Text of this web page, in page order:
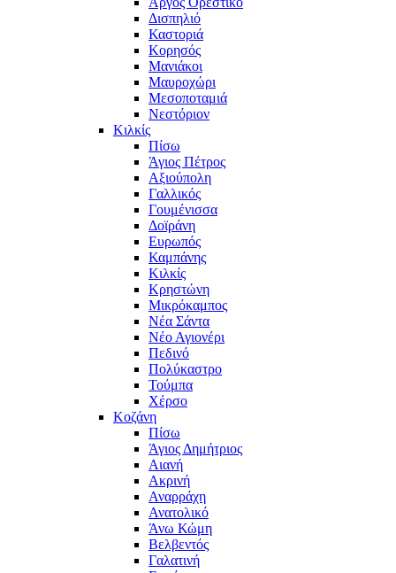
Δισπηλιό
Καστοριά
Κορησός
Μανιάκοι
Μαυροχώρι
Μεσοποταμιά
Νεστόριον
Κιλκίς
Πίσω
Άγιος Πέτρος
Αξιούπολη
Γαλλικός
Γουμένισσα
Δοϊράνη
Ευρωπός
Καμπάνης
Κιλκίς
Κρηστώνη
Μικρόκαμπος
Νέα Σάντα
Νέο Αγιονέρι
Πεδινό
Πολύκαστρο
Τούμπα
Χέρσο
Κοζάνη
Πίσω
Άγιος Δημήτριος
Αιανή
Ακρινή
Αναρράχη
Ανατολικό
Άνω Κώμη
Βελβεντός
Γαλατινή